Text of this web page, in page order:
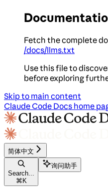
Fetch the complete
/docs/llms.txt
Use this file to
before exploring
Skip to main content
Claude Code Docs home
简体中文
Search...
⌘ K
询问助手